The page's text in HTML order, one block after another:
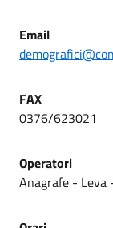
Email
FAX
0376/623021
Operatori
Anagrafe -